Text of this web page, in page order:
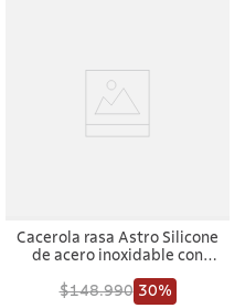
Cacerola rasa Astro Silicone
de acero inoxidable con
de 30 cm y 8,5l Tramontina
$148.990 30%